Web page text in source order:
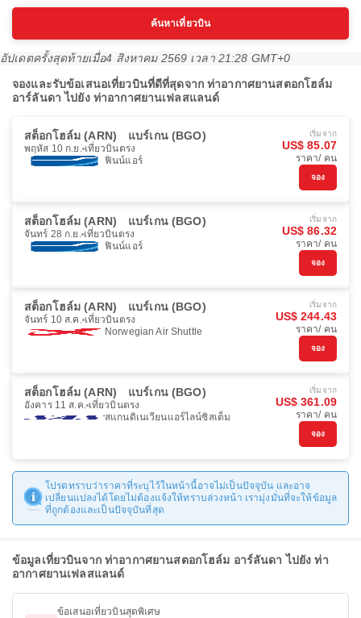
ค้นหาเที่ยวบิน
อัปเดตครั้งสุดท้ายเมื่อ4 สิงหาคม 2569 เวลา 21:28 GMT+0
จองและรับข้อเสนอเที่ยวบินที่ดีที่สุดจาก ท่าอากาศยานสตอกโฮล์ม
อาร์ลันดา ไปยัง ท่าอากาศยานเฟลสแลนด์
สต็อกโฮล์ม (ARN) แบร์เกน (BGO)
พฤหัส 10 ก.ย. เที่ยวบินตรง
ฟินน์แอร์
เริ่มจาก
US$ 85.07
ราคา/ คน
จอง
สต็อกโฮล์ม (ARN) แบร์เกน (BGO)
จันทร์ 28 ก.ย. เที่ยวบินตรง
ฟินน์แอร์
เริ่มจาก
US$ 86.32
ราคา/ คน
จอง
สต็อกโฮล์ม (ARN) แบร์เกน (BGO)
จันทร์ 10 ส.ค. เที่ยวบินตรง
Norwegian Air Shuttle
เริ่มจาก
US$ 244.43
ราคา/ คน
จอง
สต็อกโฮล์ม (ARN) แบร์เกน (BGO)
อังคาร 11 ส.ค. เที่ยวบินตรง
สแกนดิเนเวียนแอร์ไลน์ซิสเต็ม
เริ่มจาก
US$ 361.09
ราคา/ คน
จอง
โปรดทราบว่าราคาที่ระบุไว้ในหน้านี้อาจไม่เป็นปัจจุบัน และอาจ
เปลี่ยนแปลงได้โดยไม่ต้องแจ้งให้ทราบล่วงหน้า เรามุ่งมั่นที่จะให้ข้อมูล
ที่ถูกต้องและเป็นปัจจุบันที่สุด
ข้อมูลเที่ยวบินจาก ท่าอากาศยานสตอกโฮล์ม อาร์ลันดา ไปยัง ท่า
อากาศยานเฟลสแลนด์
ข้อเสนอเที่ยวบินสุดพิเศษ